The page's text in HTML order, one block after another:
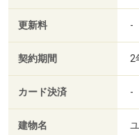
更新料 -
契約期間 2
カード決済 -
建物名